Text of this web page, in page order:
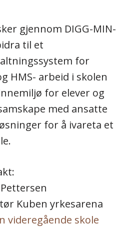
gjennom DIGG-MIN-
til et
for
HMS- arbeid i skolen
for elever og
med ansatte
for å ivareta et
Kuben yrkesarena
videregående skole